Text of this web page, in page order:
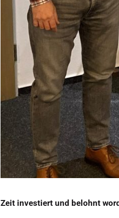
Zeit investiert und belohnt